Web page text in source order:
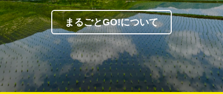
まるごとGO!について